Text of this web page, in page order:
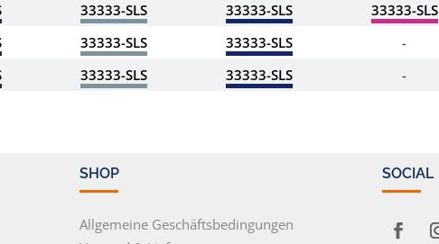
33333-SLS 33333-SLS 33333-SLS
33333-SLS 33333-SLS -
33333-SLS 33333-SLS -
SHOP
Allgemeine Geschäftsbedingungen
SOCIAL